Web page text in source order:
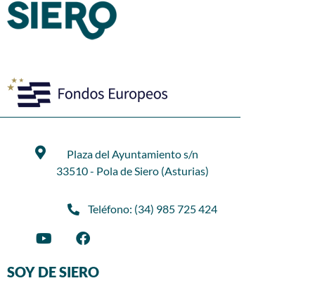
Plaza del Ayuntamiento s/n
33510 - Pola de Siero (Asturias)
Teléfono: (34) 985 725 424
SOY DE SIERO